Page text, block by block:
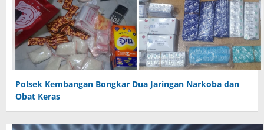
Polsek Kembangan Bongkar Dua Jaringan Narkoba dan
Obat Keras